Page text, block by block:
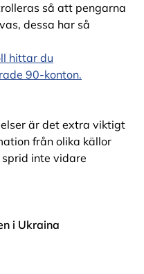
så att pengarna
dessa har så
hittar du
90-konton.
är det extra viktigt
från olika källor
inte vidare
i Ukraina